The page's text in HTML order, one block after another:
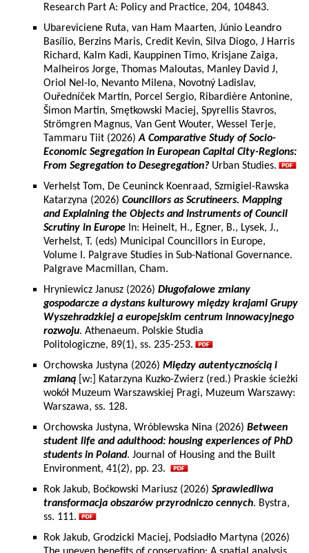
Research Part A: Policy and Practice, 204, 104843.
Ubareviciene Ruta, van Ham Maarten, Júnio Leandro
Basílio, Berzins Maris, Credit Kevin, Silva Diogo, J Harris
Richard, Kalm Kadi, Kauppinen Timo, Krisjane Zaiga,
Malheiros Jorge, Thomas Maloutas, Manley David J,
Oriol Nel-lo, Nevanto Milena, Novotný Ladislav,
Ouředníček Martin, Porcel Sergio, Ribardière Antonine,
Šimon Martin, Smętkowski Maciej, Spyrellis Stavros,
Strömgren Magnus, Van Gent Wouter, Wessel Terje,
Tammaru Tiit (2026)A Comparative Study of Socio-
Economic Segregation in European Capital City-Regions:
From Segregation to Desegregation? Urban Studies.
Verhelst Tom, De Ceuninck Koenraad, Szmigiel-Rawska
Katarzyna (2026) Councillors as Scrutineers. Mapping
and Explaining the Objects and Instruments of Council
Scrutiny in Europe In: Heinelt, H., Egner, B., Lysek, J.,
Verhelst, T. (eds) Municipal Councillors in Europe,
Volume I. Palgrave Studies in Sub-National Governance.
Palgrave Macmillan, Cham.
Hryniewicz Janusz (2026) Długofalowe zmiany
gospodarcze a dystans kulturowy między krajami Grupy
Wyszehradzkiej a europejskim centrum innowacyjnego
rozwoju. Athenaeum. Polskie Studia
Politologiczne, 89(1), ss. 235-253.
Orchowska Justyna (2026) Między autentycznością i
zmianą [w:] Katarzyna Kuzko-Zwierz (red.) Praskie ścieżki
wokół Muzeum Warszawskiej Pragi, Muzeum Warszawy:
Warszawa, ss. 128.
Orchowska Justyna, Wróblewska Nina (2026) Between
student life and adulthood: housing experiences of PhD
students in Poland. Journal of Housing and the Built
Environment, 41(2), pp. 23.
Rok Jakub, Boćkowski Mariusz (2026) Sprawiedliwa
transformacja obszarów przyrodniczo cennych. Bystra,
ss. 111.
Rok Jakub, Grodzicki Maciej, Podsiadło Martyna (2026)